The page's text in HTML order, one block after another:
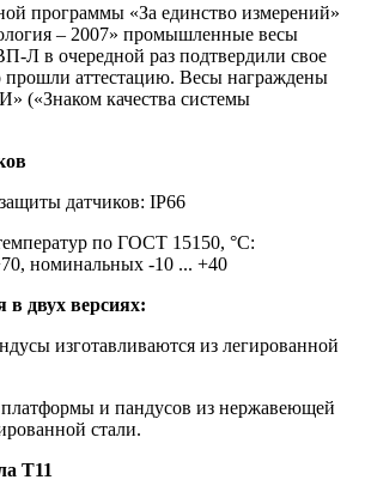
программы «За единство измерений»
– 2007» промышленные весы
Л в очередной раз подтвердили свое
прошли аттестацию. Весы награждены
(«Знаком качества системы
датчиков: IP66
по ГОСТ 15150, °С:
номинальных -10 ... +40
двух версиях:
изготавливаются из легированной
и пандусов из нержавеющей
стали.
Т11